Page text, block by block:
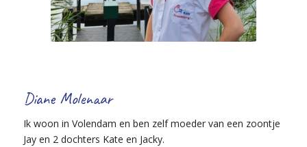
Diane Molenaar
Ik woon in Volendam en ben zelf moeder van een zoontje
Jay en 2 dochters Kate en Jacky.